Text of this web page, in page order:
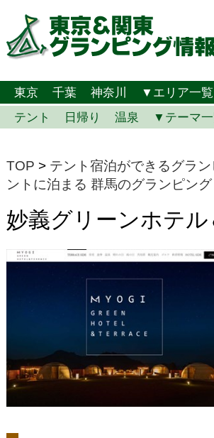
東京 千葉 神奈川
▼エリア一覧
テント
日帰り 温泉 ▼テーマ
TOP > テント宿泊ができるグラ
ントに泊まる 群馬のグランピング
妙義グリーンホテル